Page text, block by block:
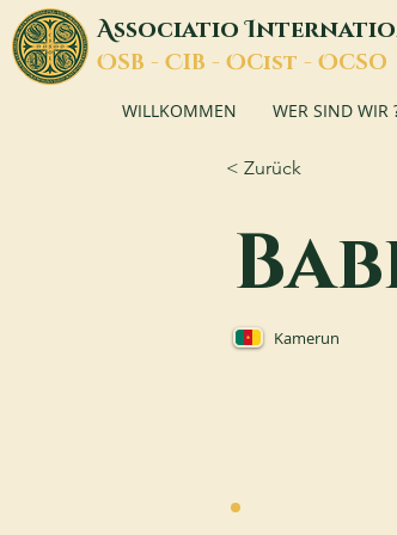
AssociatioI
OSB - CIB - OCist - OCSO
WILLKOMMEN WER SIND WIR
< Zurück
Kamerun